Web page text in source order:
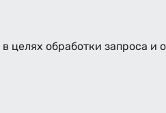
в целях обработки запроса и